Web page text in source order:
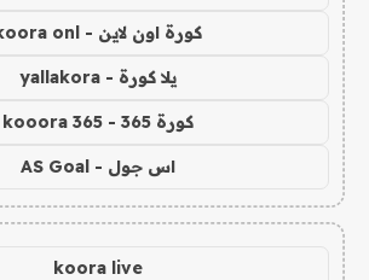
كورة اون لاين - koora onl
يلا كورة - yallakora
كورة 365 - kooora 365
اس جول - AS Goal
koora live